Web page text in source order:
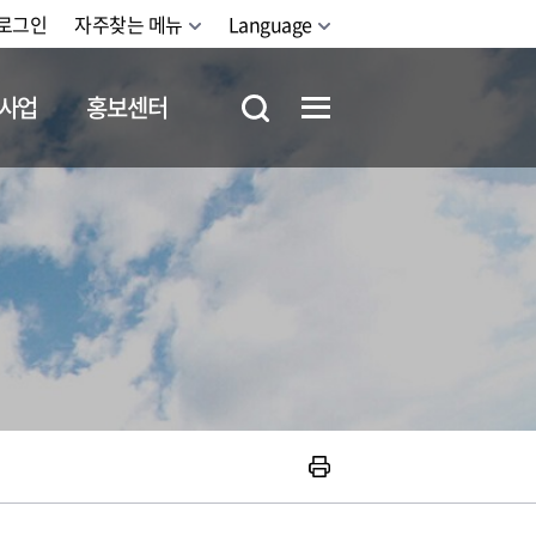
그인 자주찾는 메뉴 Language
업 홍보센터